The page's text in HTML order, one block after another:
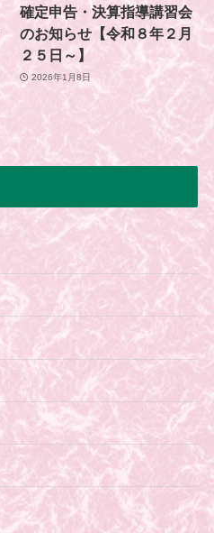
確定申告・決算指導講習会
のお知らせ【令和８年２月
２５日～】
2026年1月8日